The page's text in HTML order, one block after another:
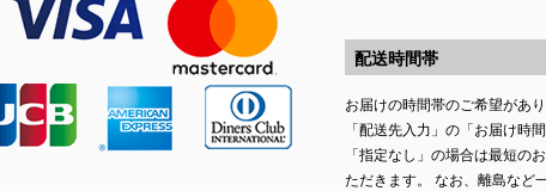
配送時間帯
お届けの時間帯のご希望があ
「配送先入力」の「お届け時
「指定なし」の場合は最短の
ただきます。 なお、離島など